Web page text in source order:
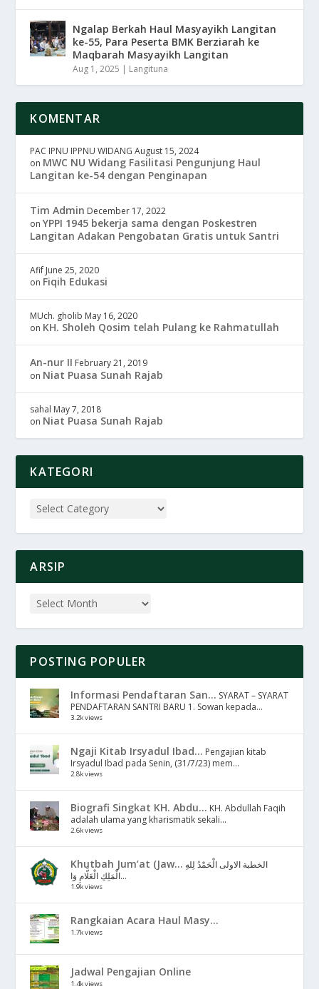
Ngalap Berkah Haul Masyayikh Langitan
ke-55, Para Peserta BMK Berziarah ke
Maqbarah Masyayikh Langitan
Aug 1, 2025 | Langituna
KOMENTAR
PAC IPNU IPPNU WIDANG August 15, 2024
on MWC NU Widang Fasilitasi Pengunjung Haul
Langitan ke-54 dengan Penginapan
Tim Admin December 17, 2022
onYPPI 1945 bekerja sama dengan Poskestren
Langitan Adakan Pengobatan Gratis untuk Santri
Afif June 25, 2020
on Fiqih Edukasi
MUch. gholib May 16, 2020
on KH. Sholeh Qosim telah Pulang ke Rahmatullah
An-nur II February 21, 2019
on Niat Puasa Sunah Rajab
sahal May 7, 2018
on Niat Puasa Sunah Rajab
KATEGORI
ARSIP
POSTING POPULER
Informasi Pendaftaran San... SYARAT – SYARAT
PENDAFTARAN SANTRI BARU 1. Sowan kepada...
3.2k views
Ngaji Kitab Irsyadul Ibad... Pengajian kitab
Irsyadul Ibad pada Senin, (31/7/23) mem...
2.8k views
Biografi Singkat KH. Abdu... KH. Abdullah Faqih
adalah ulama yang kharismatik sekali...
2.6k views
Khutbah Jum’at (Jaw... الخطبة الاولى الْحَمْدُ لِلهِ
الْمَلِكِ الْعَلَّامِ وَا...
1.9k views
Rangkaian Acara Haul Masy...
1.7k views
Jadwal Pengajian Online
1.4k views